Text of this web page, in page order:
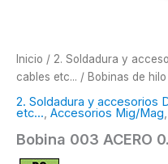
Inicio / 2. Soldadura y
cables etc... / Bobinas de hilo
2. Soldadura y accesorios
etc..., Accesorios Mig/Mag,
Bobina 003 ACERO